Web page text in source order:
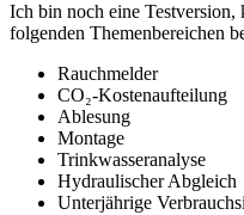
Ich bin noch eine Testversion,
folgenden Themenbereichen
Rauchmelder
CO₂-Kostenaufteilung
Ablesung
Montage
Trinkwasseranalyse
Hydraulischer Abgleich
Unterjährige